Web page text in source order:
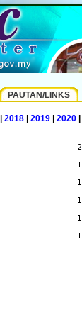
PAUTAN/LINKS
2018| 2019| 2020|